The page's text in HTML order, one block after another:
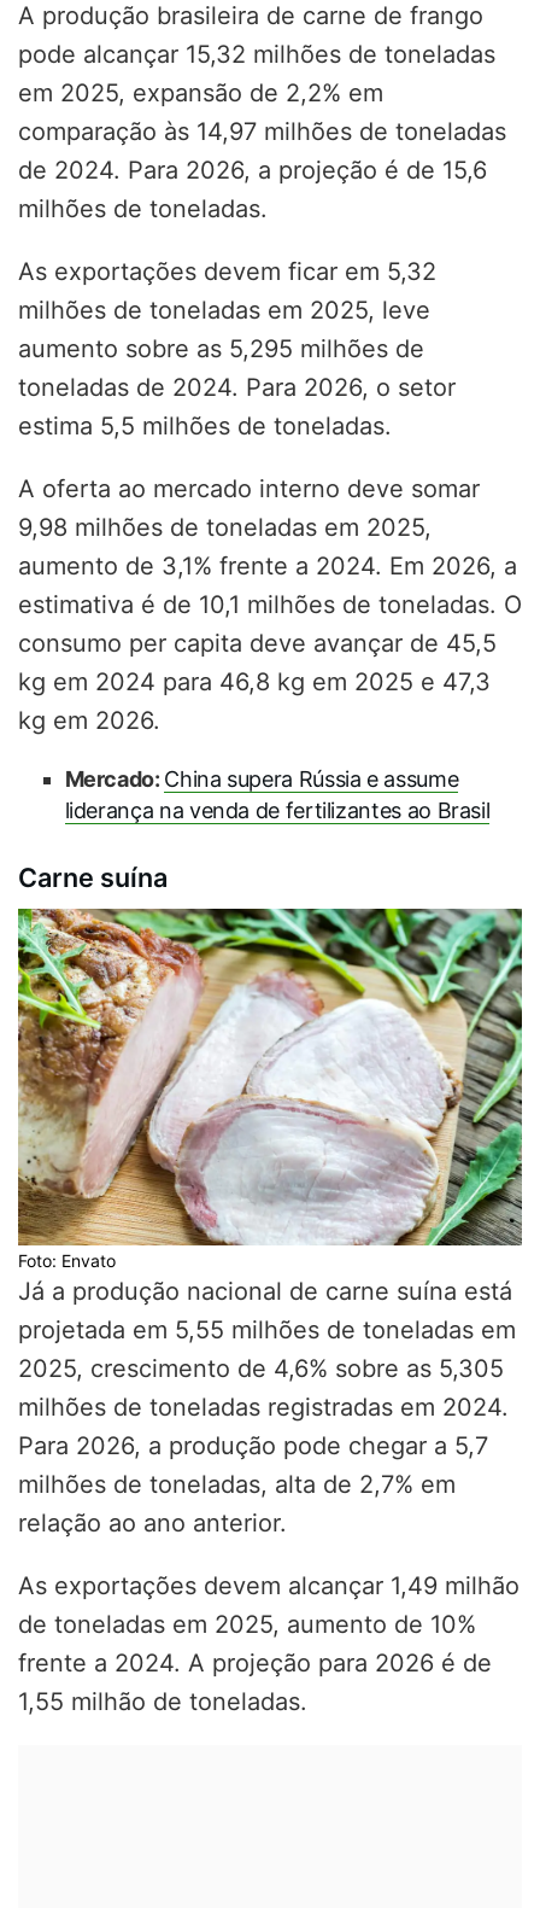
A produção brasileira de carne de frango
pode alcançar 15,32 milhões de toneladas
em 2025, expansão de 2,2% em
comparação às 14,97 milhões de toneladas
de 2024. Para 2026, a projeção é de 15,6
milhões de toneladas.
As exportações devem ficar em 5,32
milhões de toneladas em 2025, leve
aumento sobre as 5,295 milhões de
toneladas de 2024. Para 2026, o setor
estima 5,5 milhões de toneladas.
A oferta ao mercado interno deve somar
9,98 milhões de toneladas em 2025,
aumento de 3,1% frente a 2024. Em 2026, a
estimativa é de 10,1 milhões de toneladas. O
consumo per capita deve avançar de 45,5
kg em 2024 para 46,8 kg em 2025 e 47,3
kg em 2026.
Mercado: China supera Rússia e assume
liderança na venda de fertilizantes ao Brasil
Carne suína
Foto: Envato
Já a produção nacional de carne suína está
projetada em 5,55 milhões de toneladas em
2025, crescimento de 4,6% sobre as 5,305
milhões de toneladas registradas em 2024.
Para 2026, a produção pode chegar a 5,7
milhões de toneladas, alta de 2,7% em
relação ao ano anterior.
As exportações devem alcançar 1,49 milhão
de toneladas em 2025, aumento de 10%
frente a 2024. A projeção para 2026 é de
1,55 milhão de toneladas.